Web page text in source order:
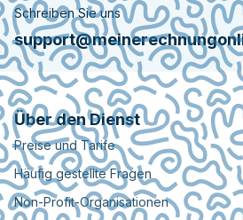
Schreiben Sie uns
Über den Dienst
Preise und Tarife
Häufig gestellte Fragen
Non-Profit-Organisationen